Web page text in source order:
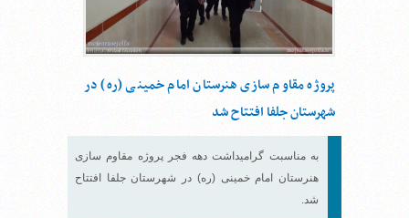
پروژه مقاوم سازی هنرستان امام خمینی (ره) در
شهرستان جلفا افتتاح شد
به مناسبت گرامیداشت دهه فجر پروژه مقاوم سازی
هنرستان امام خمینی (ره) در شهرستان جلفا افتتاح
شد.